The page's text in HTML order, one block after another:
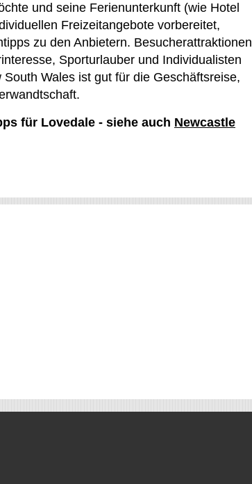
und seine Ferienunterkunft (wie Hotel
Freizeitangebote vorbereitet,
zu den Anbietern. Besucherattraktionen
Sporturlauber und Individualisten
Wales ist gut für die Geschäftsreise,
für Lovedale - siehe auch Newcastle